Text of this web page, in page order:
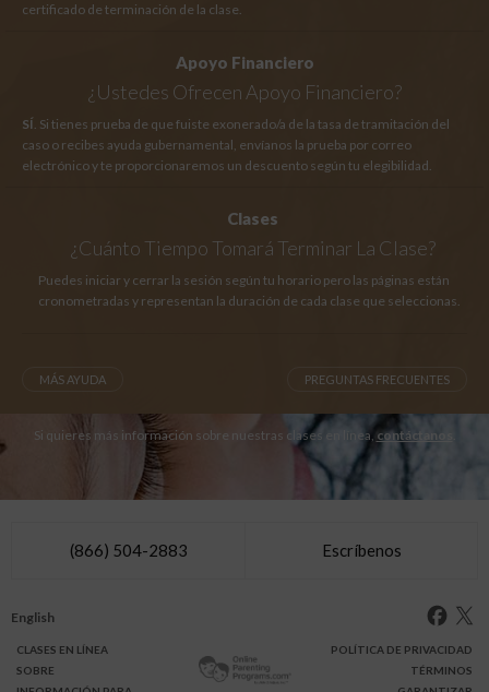
certificado de terminación de la clase.
Apoyo Financiero
¿Ustedes Ofrecen Apoyo Financiero?
SÍ. Si tienes prueba de que fuiste exonerado/a de la tasa de tramitación del
caso o recibes ayuda gubernamental, envíanos la prueba por correo
electrónico y te proporcionaremos un descuento según tu elegibilidad.
Clases
¿Cuánto Tiempo Tomará Terminar La Clase?
Puedes iniciar y cerrar la sesión según tu horario pero las páginas están
cronometradas y representan la duración de cada clase que seleccionas.
MÁS AYUDA PREGUNTAS FRECUENTES
Si quieres más información sobre nuestras clases en línea, contáctanos
(866) 504-2883 Escríbenos
English
CLASES EN LÍNEA
SOBRE
POLÍTICA DE PRIVACIDAD
TÉRMINOS